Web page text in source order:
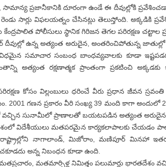
సామాన్య ప్రజానీకానికి దూరంగా ఉండే ఈ దీవుల్లోకి
సార్లు విఫలయత్నం చేసినట్లు తెలుస్తోంది. అక్కడికి
కేంద్రపాలిత పోలీసులు స్థానిక గిరిజన తెగల పరిరక్షణ చట్టాల
ఉన్న అత్యంత అరుదైన, అంతరించిపోతున్న
సమాచార సంబంధ బాంధవ్యవాలకు కూడా
అత్యంత రక్షణాత్మక ప్రాంతంగా ప్రకటించి
కోసం విల్లంబులు ధరించే వీరు ప్రధాన జీవన
గణన ప్రకారం వీరి సంఖ్య 39 మంది కాగా అందులో 21
సునామీలో ప్రాణాలతో బయటపడిన అత్యంత అరుదైన
విదేశీయులు మతపరమైన కార్యకలాపాలకు చేయడం
నాగాలాండ్, మిజోరాం, మణిపూర్ మినహా ఇతర
అన్న నిబంధన కూడా ఉంది.
మతమార్పిళ్ల నిమిత్తం పలుమార్లు భారతదేశం